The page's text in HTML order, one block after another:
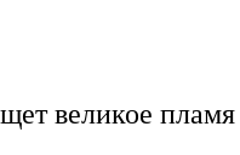
великое пламя